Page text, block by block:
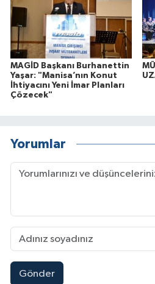
MAGİD Başkanı Burhanettin
Yaşar: "Manisa’nın Konut
İhtiyacını Yeni İmar Planları
Çözecek"
Yorumlar
Gönder